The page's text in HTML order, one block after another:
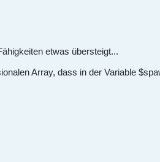
etwas übersteigt...
Array, dass in der Variable